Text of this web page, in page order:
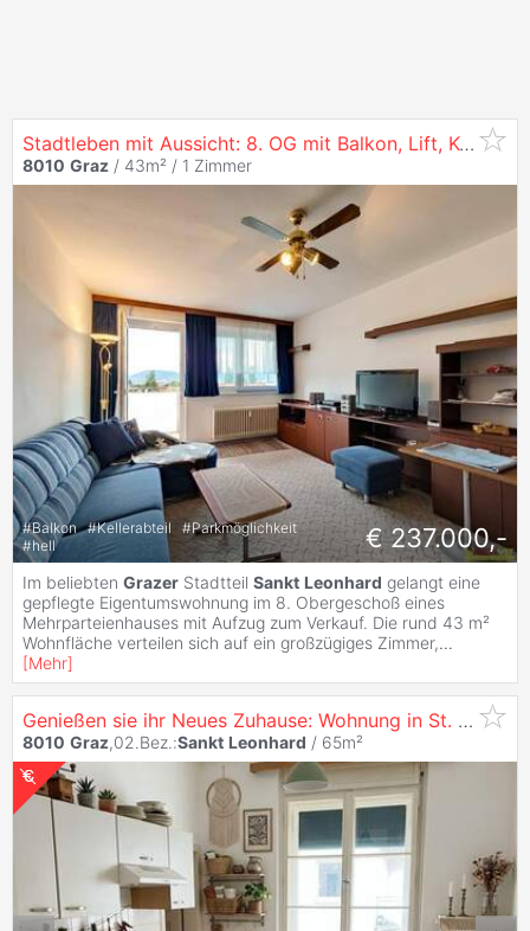
Stadtleben mit Aussicht: 8. OG mit Balkon, Lift, Keller und Garagenmöglichkeit in
8010 Graz / 43m² / 1 Zimmer
#Balkon #Kellerabteil #Parkmöglichkeit
#hell € 237.000,-
Im beliebten Grazer Stadtteil Sankt Leonhard gelangt eine
gepflegte Eigentumswohnung im 8. Obergeschoß eines
Mehrparteienhauses mit Aufzug zum Verkauf. Die rund 43 m²
Wohnfläche verteilen sich auf ein großzügiges Zimmer,...
[Mehr]
Genießen sie ihr Neues Zuhause: Wohnung in St.
8010 Graz,02.Bez.:Sankt Leonhard / 65m²